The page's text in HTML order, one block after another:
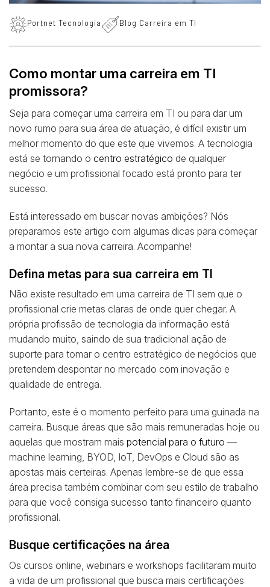
Como montar uma carreira em TI
promissora?
Portnet Tecnologia Blog Carreira em TI
Seja para começar uma carreira em TI ou para dar um
novo rumo para sua área de atuação, é difícil existir um
melhor momento do que este que vivemos. A tecnologia
está se tornando o centro estratégico de qualquer
negócio e um profissional focado está pronto para ter
sucesso.
Está interessado em buscar novas ambições? Nós
preparamos este artigo com algumas dicas para começar
a montar a sua nova carreira. Acompanhe!
Defina metas para sua carreira em TI
Não existe resultado em uma carreira de TI sem que o
profissional crie metas claras de onde quer chegar. A
própria profissão de tecnologia da informação está
mudando muito, saindo de sua tradicional ação de
suporte para tomar o centro estratégico de negócios que
pretendem despontar no mercado com inovação e
qualidade de entrega.
Portanto, este é o momento perfeito para uma guinada na
carreira. Busque áreas que são mais remuneradas hoje ou
aquelas que mostram mais potencial para o futuro —
machine learning, BYOD, IoT, DevOps e Cloud são as
apostas mais certeiras. Apenas lembre-se de que essa
área precisa também combinar com seu estilo de trabalho
para que você consiga sucesso tanto financeiro quanto
profissional.
Busque certificações na área
Os cursos online, webinars e workshops facilitaram muito
a vida de um profissional que busca mais certificações